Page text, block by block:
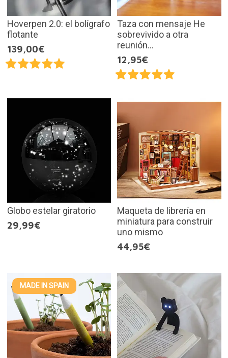
Hoverpen 2.0: el bolígrafo
flotante
139,00€
Taza con mensaje He
sobrevivido a otra
reunión...
12,95€
Globo estelar giratorio
29,99€
Maqueta de librería en
miniatura para construir
uno mismo
44,95€
MADE IN SPAIN